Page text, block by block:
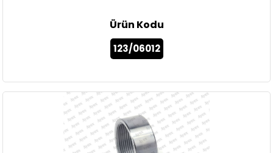
Ürün Kodu
123/06012